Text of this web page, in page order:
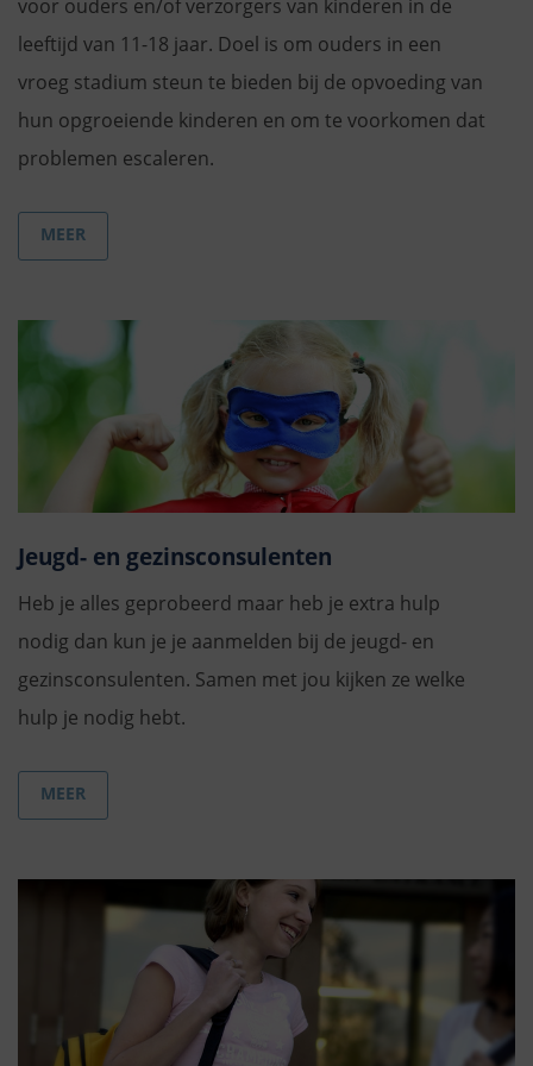
voor ouders en/of verzorgers van kinderen in de
leeftijd van 11-18 jaar. Doel is om ouders in een
vroeg stadium steun te bieden bij de opvoeding van
hun opgroeiende kinderen en om te voorkomen dat
problemen escaleren.
MEER
Jeugd- en gezinsconsulenten
Heb je alles geprobeerd maar heb je extra hulp
nodig dan kun je je aanmelden bij de jeugd- en
gezinsconsulenten. Samen met jou kijken ze welke
hulp je nodig hebt.
MEER